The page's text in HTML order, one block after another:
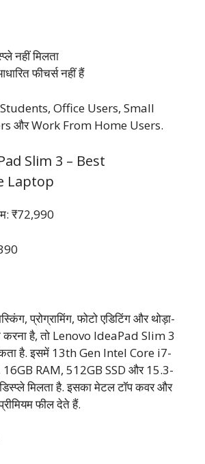
नहीं मिलता
फीचर्स नहीं हैं
Students, Office Users, Small
और Work From Home Users.
Slim 3 – Best
Laptop
₹72,990
प्रोग्रामिंग, फोटो एडिटिंग और थोड़ा-
है, तो Lenovo IdeaPad Slim 3
है. इसमें 13th Gen Intel Core i7-
16GB RAM, 512GB SSD और 15.3-
मिलता है. इसका मेटल टॉप कवर और
फील देते हैं.